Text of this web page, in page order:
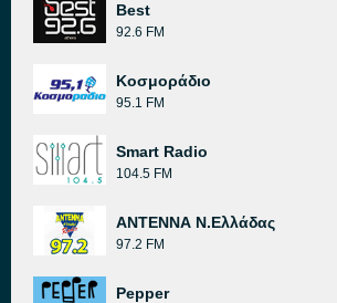
Best
92.6 FM
Κοσμοράδιο
95.1 FM
Smart Radio
104.5 FM
ΑΝΤΕΝΝΑ Ν.Ελλάδας
97.2 FM
Pepper